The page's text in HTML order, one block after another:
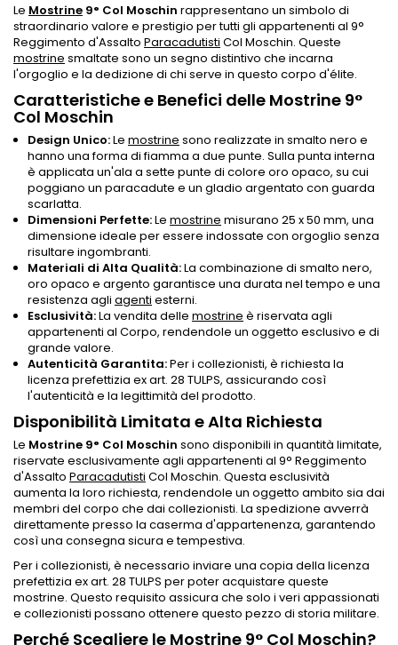
Le Mostrine 9° Col Moschin rappresentano un simbolo di
straordinario valore e prestigio per tutti gli appartenenti al 9°
Reggimento d'Assalto Paracadutisti Col Moschin. Queste
mostrine smaltate sono un segno distintivo che incarna
l'orgoglio e la dedizione di chi serve in questo corpo d'élite.
Caratteristiche e Benefici delle Mostrine 9°
Col Moschin
Design Unico:Le mostrine sono realizzate in smalto nero e
hanno una forma di fiamma a due punte. Sulla punta interna
è applicata un'ala a sette punte di colore oro opaco, su cui
poggiano un paracadute e un gladio argentato con guarda
scarlatta.
Dimensioni Perfette:Le mostrine misurano 25 x 50 mm, una
dimensione ideale per essere indossate con orgoglio senza
risultare ingombranti.
Materiali di Alta Qualità:La combinazione di smalto nero,
oro opaco e argento garantisce una durata nel tempo e una
resistenza agli agenti esterni.
Esclusività:La vendita delle mostrine è riservata agli
appartenenti al Corpo, rendendole un oggetto esclusivo e di
grande valore.
Autenticità Garantita:Per i collezionisti, è richiesta la
licenza prefettizia ex art. 28 TULPS, assicurando così
l'autenticità e la legittimità del prodotto.
Disponibilità Limitata e Alta Richiesta
Le Mostrine 9° Col Moschin sono disponibili in quantità limitate,
riservate esclusivamente agli appartenenti al 9° Reggimento
d'Assalto Paracadutisti Col Moschin. Questa esclusività
aumenta la loro richiesta, rendendole un oggetto ambito sia dai
membri del corpo che dai collezionisti. La spedizione avverrà
direttamente presso la caserma d'appartenenza, garantendo
così una consegna sicura e tempestiva.
Per i collezionisti, è necessario inviare una copia della licenza
prefettizia ex art. 28 TULPS per poter acquistare queste
mostrine. Questo requisito assicura che solo i veri appassionati
e collezionisti possano ottenere questo pezzo di storia militare.
Perché Scegliere le Mostrine 9° Col Moschin?